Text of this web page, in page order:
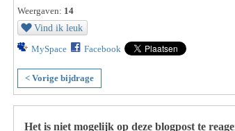
Weergaven: 14
Vind ik leuk
MySpace Facebook
< Vorige bijdrage
Het is niet mogelijk op deze blogpost te